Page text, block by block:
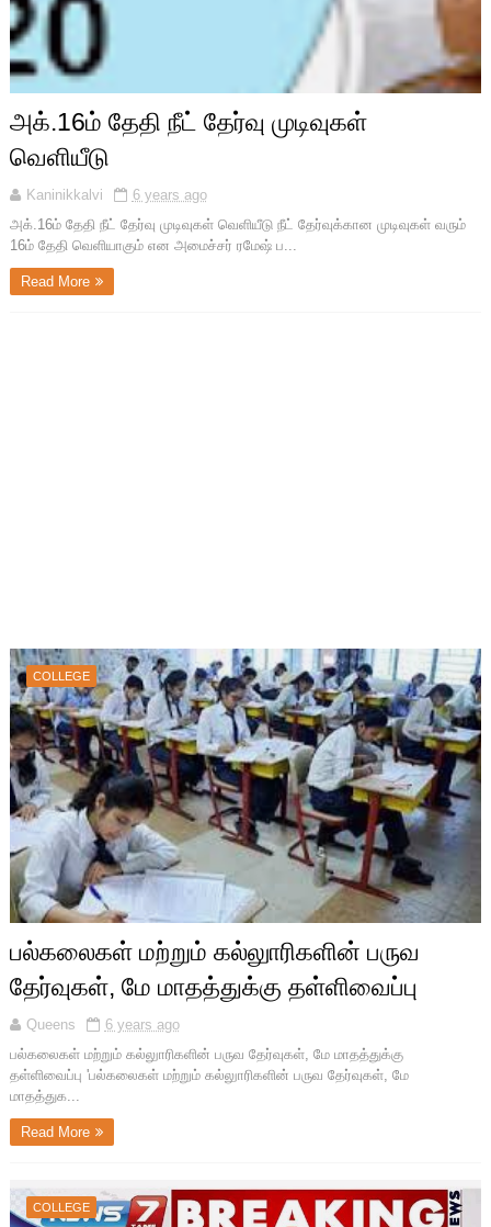
அக்.16ம் தேதி நீட் தேர்வு முடிவுகள்
வெளியீடு
Kaninikkalvi
6 years ago
அக்.16ம் தேதி நீட் தேர்வு முடிவுகள் வெளியீடு நீட் தேர்வுக்கான முடிவுகள் வரும்
16ம் தேதி வெளியாகும் என அமைச்சர் ரமேஷ் ப...
Read More
COLLEGE
பல்கலைகள் மற்றும் கல்லுாரிகளின் பருவ
தேர்வுகள், மே மாதத்துக்கு தள்ளிவைப்பு
Queens
6 years ago
பல்கலைகள் மற்றும் கல்லுாரிகளின் பருவ தேர்வுகள், மே மாதத்துக்கு
தள்ளிவைப்பு 'பல்கலைகள் மற்றும் கல்லுாரிகளின் பருவ தேர்வுகள், மே
மாதத்துக...
Read More
COLLEGE